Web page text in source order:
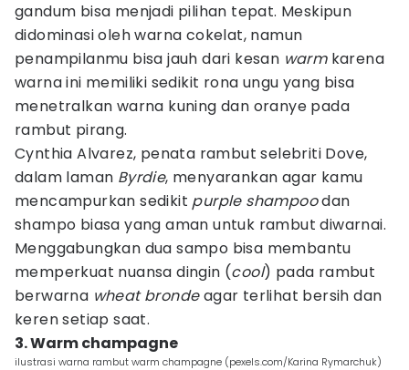
gandum bisa menjadi pilihan tepat. Meskipun
didominasi oleh warna cokelat, namun
penampilanmu bisa jauh dari kesan warmkarena
warna ini memiliki sedikit rona ungu yang bisa
menetralkan warna kuning dan oranye pada
rambut pirang.
Cynthia Alvarez, penata rambut selebriti Dove,
dalam laman Byrdie, menyarankan agar kamu
mencampurkan sedikit purple shampoodan
shampo biasa yang aman untuk rambut diwarnai.
Menggabungkan dua sampo bisa membantu
memperkuat nuansa dingin (cool) pada rambut
berwarna wheat brondeagar terlihat bersih dan
keren setiap saat.
3. Warm champagne
ilustrasi warna rambut warm champagne (pexels.com/Karina Rymarchuk)